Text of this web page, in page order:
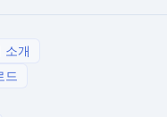
소개
드